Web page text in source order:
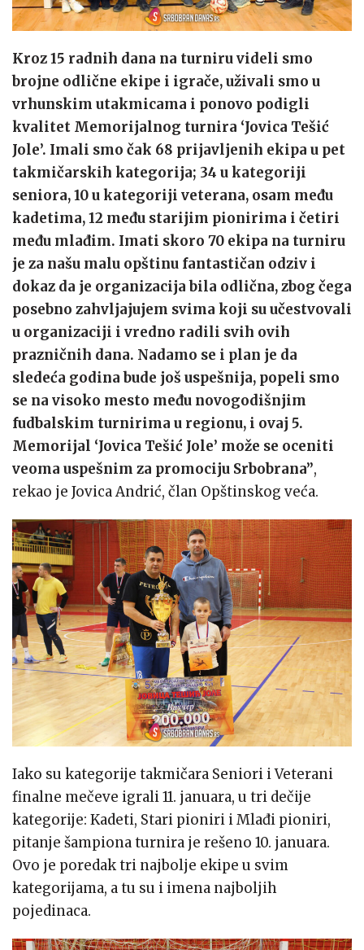
Kroz 15 radnih dana na turniru videli smo
brojne odlične ekipe i igrače, uživali smo u
vrhunskim utakmicama i ponovo podigli
kvalitet Memorijalnog turnira ‘Jovica Tešić
Jole’. Imali smo čak 68 prijavljenih ekipa u pet
takmičarskih kategorija; 34 u kategoriji
seniora, 10 u kategoriji veterana, osam među
kadetima, 12 među starijim pionirima i četiri
među mlađim. Imati skoro 70 ekipa na turniru
je za našu malu opštinu fantastičan odziv i
dokaz da je organizacija bila odlična, zbog čega
posebno zahvljajujem svima koji su učestvovali
u organizaciji i vredno radili svih ovih
prazničnih dana. Nadamo se i plan je da
sledeća godina bude još uspešnija, popeli smo
se na visoko mesto među novogodišnjim
fudbalskim turnirima u regionu, i ovaj 5.
Memorijal ‘Jovica Tešić Jole’ može se oceniti
veoma uspešnim za promociju Srbobrana”,
rekao je Jovica Andrić, član Opštinskog veća.
Iako su kategorije takmičara Seniori i Veterani
finalne mečeve igrali 11. januara, u tri dečije
kategorije: Kadeti, Stari pioniri i Mlađi pioniri,
pitanje šampiona turnira je rešeno 10. januara.
Ovo je poredak tri najbolje ekipe u svim
kategorijama, a tu su i imena najboljih
pojedinaca.